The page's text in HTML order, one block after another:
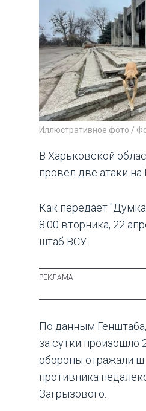
Иллюстративное фото /
В Харьковской
провел две атаки
Как передает
8:00 вторника, 22
штаб ВСУ.
По данным
за сутки произошло
обороны отражали
противника
Загрызового.